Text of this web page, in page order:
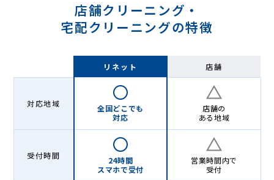
店舗クリーニング・
宅配クリーニングの特徴
リネット 店舗
対応地域
全国どこでも
対応
店舗の
ある地域
受付時間
24時間
スマホで受付
営業時間内で
受付